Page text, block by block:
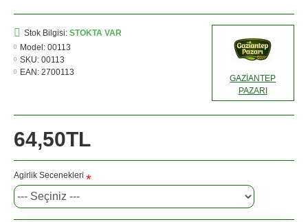
64,50TL
Stok Bilgisi: STOKTA VAR
Model: 00113
SKU: 00113
EAN: 2700113
GAZİANTEP
PAZARI
Agirlik Secenekleri